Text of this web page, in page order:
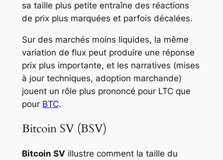
sa taille plus petite entraîne des réactions
de prix plus marquées et parfois décalées.
Sur des marchés moins liquides, la même
variation de flux peut produire une réponse
prix plus importante, et les narratives (mises
à jour techniques, adoption marchande)
jouent un rôle plus prononcé pour LTC que
pour BTC.
Bitcoin SV (BSV)
Bitcoin SV illustre comment la taille du